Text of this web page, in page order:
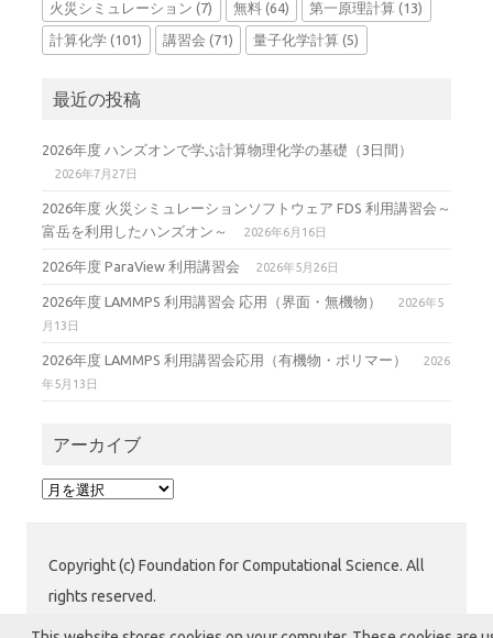
火災シミュレーション (7) 無料(64) 第一原理計算 (13)
計算化学 (101) 講習会 (71) 量子化学計算 (5)
最近の投稿
2026年度 ハンズオンで学ぶ計算物理化学の基礎（3日間）
2026年7月27日
2026年度 火災シミュレーションソフトウェア FDS 利用講習会～
富岳を利用したハンズオン～
2026年6月16日
2026年度 ParaView 利用講習会 2026年5月26日
2026年度 LAMMPS 利用講習会 応用（界面・無機物）
2026年5
月13日
2026年度 LAMMPS 利用講習会応用（有機物・ポリマー）
2026
年5月13日
アーカイブ
ア
ブ
Copyright (c) Foundation for Computational Science. All
rights reserved.
公益財団法人 計算科学振興財団 (FOCUS) 運用グループ